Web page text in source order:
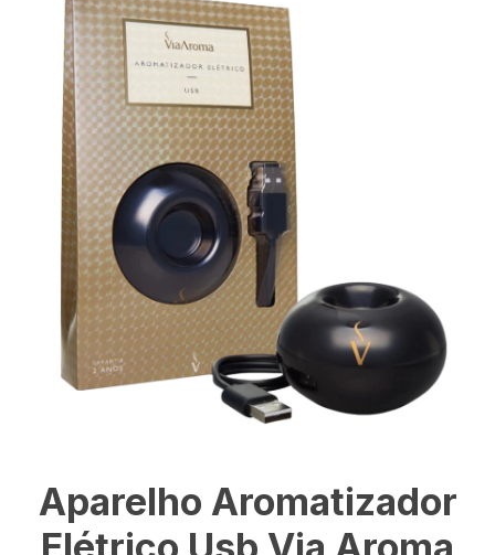
Aparelho Aromatizador